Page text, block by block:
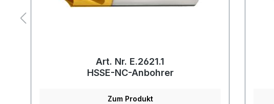
Art. Nr. E.2621.1
HSSE-NC-Anbohrer
Zum Produkt